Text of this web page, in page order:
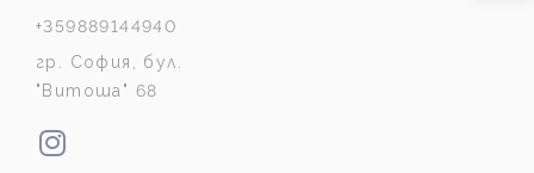
+359889144940
гр. София, бул.
"Витоша" 68